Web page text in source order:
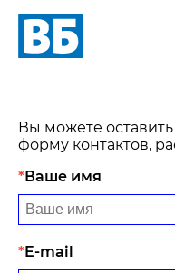
Вы можете
форму контактов,
Ваше имя
E-mail